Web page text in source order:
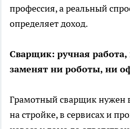
профессия, а реальный
определяет доход.
Сварщик: ручная
заменят ни роботы, ни
Грамотный сварщик нужен
на стройке, в сервисах и